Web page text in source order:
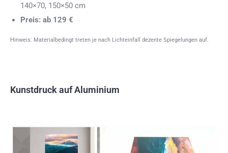
140×70, 150×50 cm
Preis: ab 129 €
Hinweis: Materialbedingt treten je nach Lichteinfall dezente Spiegelungen auf.
Kunstdruck auf Aluminium